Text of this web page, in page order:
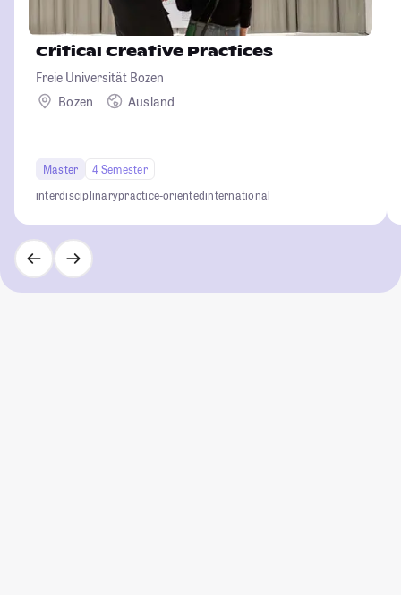
Critical Creative Practices
Freie Universität Bozen
Bozen
Ausland
Master
4 Semester
interdisciplinarypractice-orientedinternational